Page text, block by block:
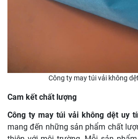
Công ty may túi vải không
Cam kết chất lượng
Công ty may túi vải không dệt uy
mang đến những sản phẩm chất